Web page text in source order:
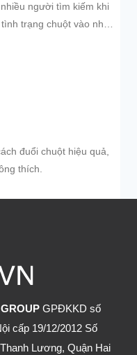
người tìm kiếm khi
trạng chuột vào nhà
đuổi chuột hiệu quả,
thích.
GPĐKKD số
cấp 19/12/2012 Số
Lương, Quận Hai